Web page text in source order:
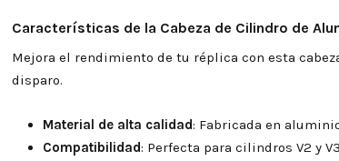
Características de la Cabeza de Cilindro de
Mejora el rendimiento de tu réplica con esta
disparo.
Material de alta calidad: Fabricada en
Compatibilidad: Perfecta para cilindros V2 y